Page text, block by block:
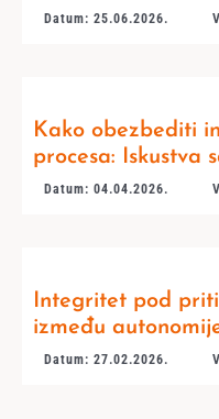
Datum: 25.06.2026.
Kako obezbediti
procesa: Iskustva
Datum: 04.04.2026.
Integritet pod
između
Datum: 27.02.2026.